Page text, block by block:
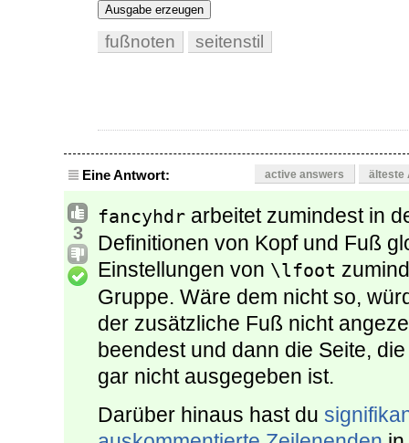
Ausgabe erzeugen
fußnoten seitenstil
Eine Antwort: active answers älteste
3
fancyhdr arbeitet zumindest in
Definitionen von Kopf und Fuß
Einstellungen von \lfoot
Gruppe. Wäre dem nicht so,
der zusätzliche Fuß nicht
beendest und dann die Seite,
gar nicht ausgegeben ist.
Darüber hinaus hast du